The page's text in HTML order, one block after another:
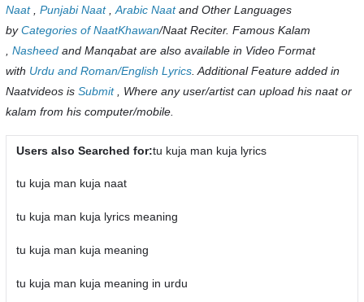
Naat, Punjabi Naat, Arabic Naatand Other Languages
byCategories of NaatKhawan/Naat Reciter. Famous Kalam
Nasheedand Manqabat are also available in Video Format
with Urdu and Roman/English Lyrics. Additional Feature added in
Naatvideos is Submit, Where any user/artist can upload his naat or
kalam from his computer/mobile.
Users also Searched for:tu kuja man kuja lyrics
tu kuja man kuja naat
tu kuja man kuja lyrics meaning
tu kuja man kuja meaning
tu kuja man kuja meaning in urdu